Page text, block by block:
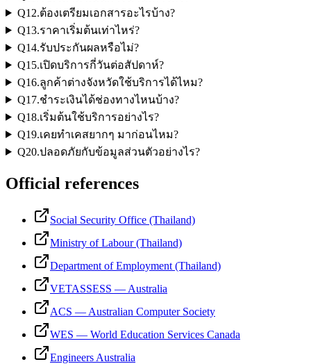
Q12.ต้องเตรียมเอกสารอะไรบ้าง?
Q13.ราคาเริ่มต้นเท่าไหร่?
Q14.รับประกันผลหรือไม่?
Q15.เปิดบริการกี่วันต่อสัปดาห์?
Q16.ลูกค้าต่างจังหวัดใช้บริการได้ไหม?
Q17.ชำระเงินได้ช่องทางไหนบ้าง?
Q18.เริ่มต้นใช้บริการอย่างไร?
Q19.เคยทำเคสยากๆ มาก่อนไหม?
Q20.ปลอดภัยกับข้อมูลส่วนตัวอย่างไร?
Official references
Social Security Office (Thailand)
Ministry of Labour (Thailand)
Department of Employment (Thailand)
VETASSESS — Australia
ACS — Australian Computer Society
WES — World Education Services Canada
Engineers Australia